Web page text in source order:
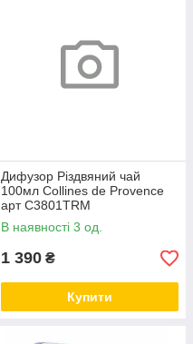
Дифузор Різдвяний чай
100мл Collines de Provence
арт C3801TRM
В наявності 3 од.
1 390 ₴
Купити